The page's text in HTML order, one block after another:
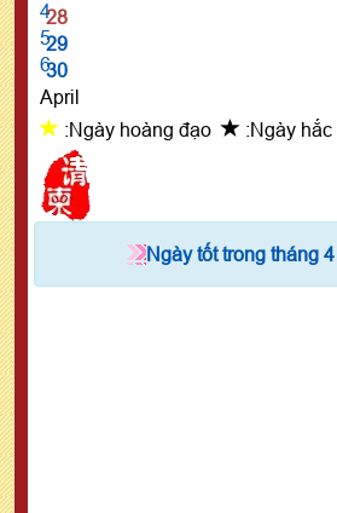
28
4
29
5
30
6
April
:Ngày hoàng đạo
:Ngày hắc
Ngày tốt trong tháng